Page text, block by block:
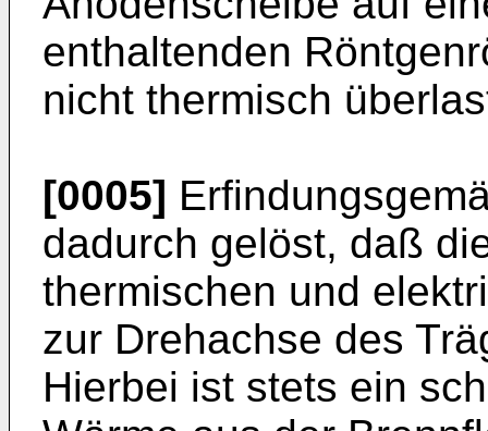
enthaltenden
nicht thermisch
[0005]
dadurch gelöst, daß
thermischen und
zur Drehachse des
Hierbei ist stets ein